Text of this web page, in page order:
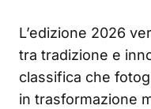
L’edizione 2026
tra tradizione e
classifica che
in trasformazione